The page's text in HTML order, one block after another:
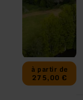
à partir de
275,00 €
air